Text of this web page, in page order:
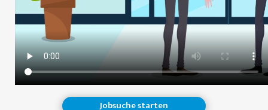
Jobsuche starten